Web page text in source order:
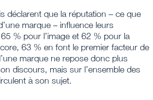
déclarent que la réputation – ce que
marque – influence leurs
% pour l’image et 62 % pour la
63 % en font le premier facteur de
marque ne repose donc plus
discours, mais sur l’ensemble des
à son sujet.